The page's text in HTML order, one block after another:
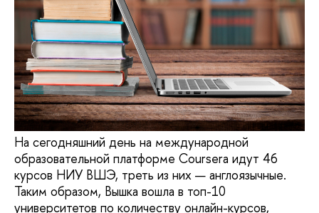
На сегодняшний день на международной
образовательной платформе Coursera идут 46
курсов НИУ ВШЭ, треть из них — англоязычные.
Таким образом, Вышка вошла в топ-10
университетов по количеству онлайн-курсов,